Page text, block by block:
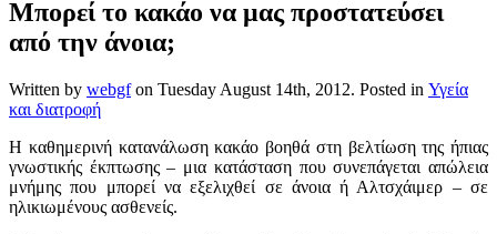
Μπορεί το κακάο να μας προστατεύσει
από την άνοια;
Written by webgfon Tuesday August 14th, 2012. Posted in Υγεία
και διατροφή
Η καθημερινή κατανάλωση κακάο βοηθά στη βελτίωση της ήπιας
γνωστικής έκπτωσης – μια κατάσταση που συνεπάγεται απώλεια
μνήμης που μπορεί να εξελιχθεί σε άνοια ή Αλτσχάιμερ – σε
ηλικιωμένους ασθενείς.